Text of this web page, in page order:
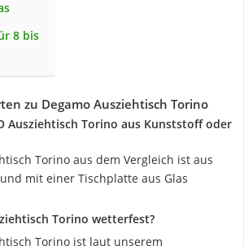
8 bis
zu Degamo Ausziehtisch Torino
Ausziehtisch Torino aus Kunststoff oder
Torino aus dem Vergleich ist aus
mit einer Tischplatte aus Glas
Torino wetterfest?
Torino ist laut unserem